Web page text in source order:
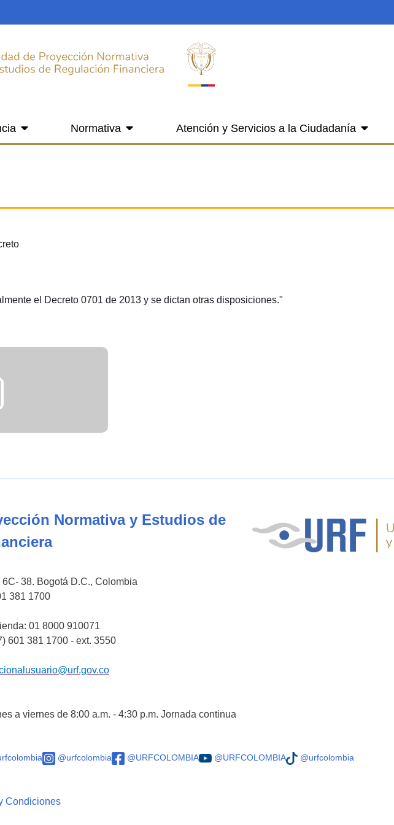
Normativa Atención y Servicios a la Ciudadanía
el Decreto 0701 de 2013 y se dictan otras disposiciones."
Normativa y Estudios de
38. Bogotá D.C., Colombia
381 1700
01 8000 910071
601 381 1700 - ext. 3550
a viernes de 8:00 a.m. - 4:30 p.m. Jornada continua
@urfcolombia @URFCOLOMBIA @URFCOLOMBIA @urfcolombia
Condiciones